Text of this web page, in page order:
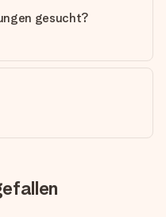
gesucht?